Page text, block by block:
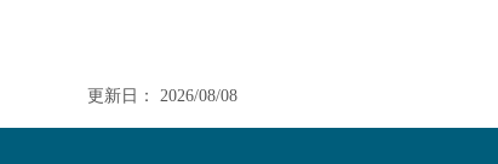
更新日： 2026/08/08